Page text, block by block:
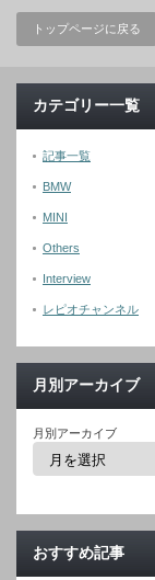
トップページに戻る
カテゴリー一覧
記事一覧
BMW
MINI
Others
Interview
レピオチャンネル
月別アーカイブ
月別アーカイブ
おすすめ記事